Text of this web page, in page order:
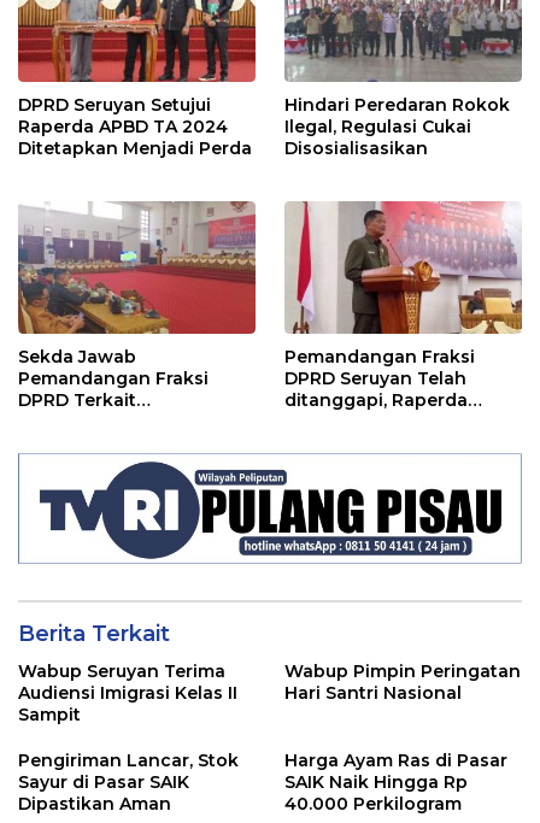
DPRD Seruyan Setujui
Raperda APBD TA 2024
Ditetapkan Menjadi Perda
Hindari Peredaran Rokok
Ilegal, Regulasi Cukai
Disosialisasikan
Sekda Jawab
Pemandangan Fraksi
DPRD Terkait
Pemandangan Fraksi
DPRD Seruyan Telah
ditanggapi, Raperda
Berita Terkait
Wabup Seruyan Terima
Audiensi Imigrasi Kelas II
Sampit
Wabup Pimpin Peringatan
Hari Santri Nasional
Pengiriman Lancar, Stok
Sayur di Pasar SAIK
Dipastikan Aman
Harga Ayam Ras di Pasar
SAIK Naik Hingga Rp
40.000 Perkilogram